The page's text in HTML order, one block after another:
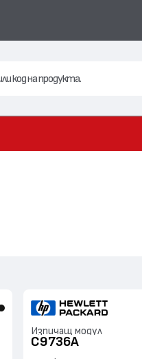
Изпичащ модул
C9736A